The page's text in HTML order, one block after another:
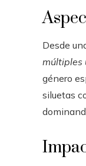
Desde
múltiples
género
siluetas